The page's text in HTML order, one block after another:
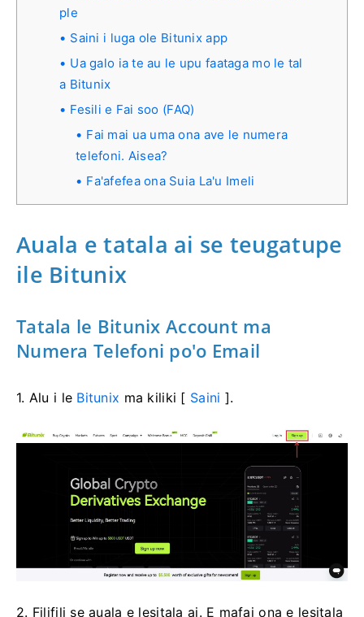
ple
Saini i luga ole Bitunix app
Ua galo ia te au le upu faataga mo le tal
a Bitunix
Fesili e Fai soo (FAQ)
Fai mai ua uma ona ave le numera
telefoni. Aisea?
Fa'afefea ona Suia La'u Imeli
Auala e tatala ai se teugatupe
ile Bitunix
Tatala le Bitunix Account ma
Numera Telefoni po'o Email
1. Alu i le Bitunix ma kiliki [ Saini ].
2. Filifili se auala e lesitala ai. E mafai ona e lesitala